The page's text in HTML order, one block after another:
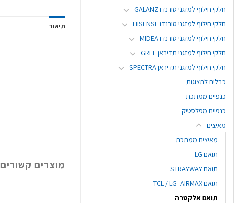
חלקי חילוף למזגני טורנדו GALANZ
חלקי חילוף למזגני טורנדו HISENSE
חלקי חילוף למזגני טורנדו MIDEA
חלקי חילוף למזגני תדיראן GREE
חלקי חילוף למזגני תדיראן SPECTRA
כבלים לתצוגות
כנפיים ממתכת
כנפיים מפלסטיק
מאיצים
מאיצים ממתכת
תואם LG
תואם STRAYWAY
תואם TCL / LG- AIRMAX
תואם אלקטרה
תיאור
מוצרים קשורים